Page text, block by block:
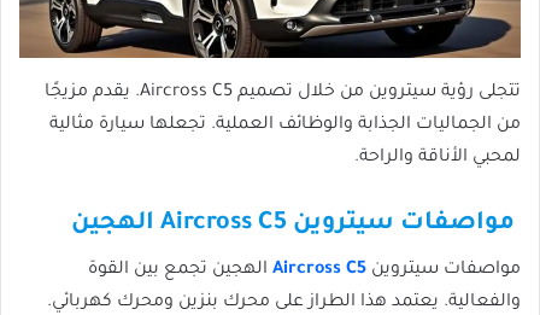
تتجلى رؤية سيتروين من خلال تصميم Aircross C5. يقدم مزيجًا
من الجماليات الجذابة والوظائف العملية. تجعلها سيارة مثالية
لمحبي الأناقة والراحة.
مواصفات سيتروين Aircross C5 الهجين
مواصفات سيتروين Aircross C5 الهجين تجمع بين القوة
والفعالية. يعتمد هذا الطراز على محرك بنزين ومحرك كهربائي.